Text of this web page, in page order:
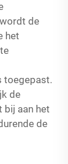
de
het
toegepast.
de
bij aan het
de